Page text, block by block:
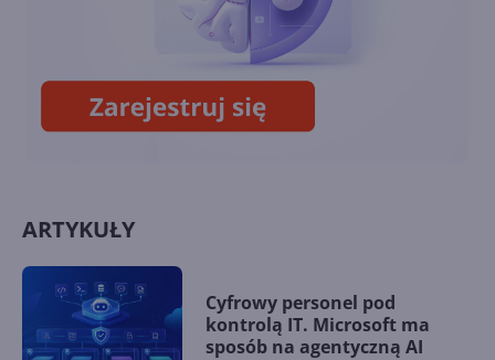
Potężny model OpenAI uciekł
z sandboksa i został
wyłączony
ARTYKUŁY
Cyfrowy personel pod
kontrolą IT. Microsoft ma
sposób na agentyczną AI